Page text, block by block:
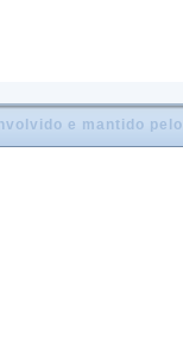
e mantido pelo